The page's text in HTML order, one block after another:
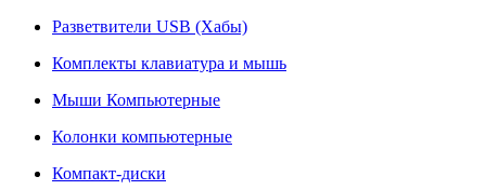
Разветвители USB (Хабы)
Комплекты клавиатура и мышь
Мыши Компьютерные
Колонки компьютерные
Компакт-диски